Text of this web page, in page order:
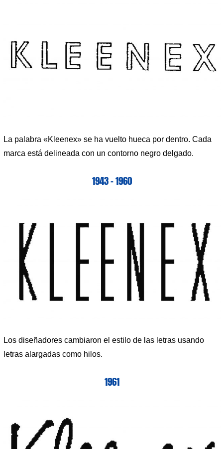
La palabra «Kleenex» se ha vuelto hueca por dentro. Cada
marca está delineada con un contorno negro delgado.
1943 – 1960
Los diseñadores cambiaron el estilo de las letras usando
letras alargadas como hilos.
1961